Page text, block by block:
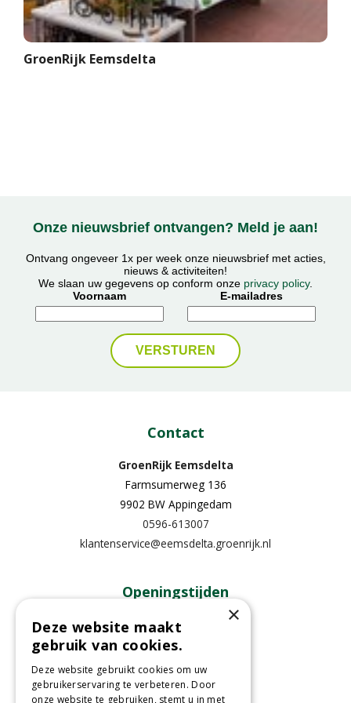
GroenRijk Eemsdelta
Onze nieuwsbrief ontvangen? Meld je aan!
Ontvang ongeveer 1x per week onze nieuwsbrief met acties,
nieuws & activiteiten!
We slaan uw gegevens op conform onze privacy policy.
Voornaam
E-mailadres
Contact
GroenRijk Eemsdelta
Farmsumerweg 136
9902 BW Appingedam
0596-613007
klantenservice@eemsdelta.groenrijk.nl
Openingstijden
Maandag
13:00 - 18:00
Dinsdag
Woensdag
Donderdag
09:30 - 18:00
×
Deze website maakt
gebruik van cookies.
Deze website gebruikt cookies om uw
gebruikerservaring te verbeteren. Door
onze website te gebruiken, stemt u in met